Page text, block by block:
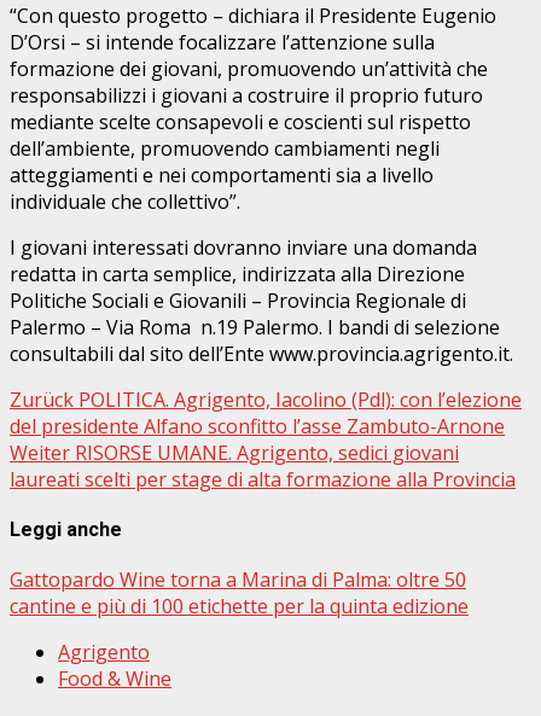
“Con questo progetto – dichiara il Presidente Eugenio
D’Orsi – si intende focalizzare l’attenzione sulla
formazione dei giovani, promuovendo un’attività che
responsabilizzi i giovani a costruire il proprio futuro
mediante scelte consapevoli e coscienti sul rispetto
dell’ambiente, promuovendo cambiamenti negli
atteggiamenti e nei comportamenti sia a livello
individuale che collettivo”.
I giovani interessati dovranno inviare una domanda
redatta in carta semplice, indirizzata alla Direzione
Politiche Sociali e Giovanili – Provincia Regionale di
Palermo – Via Roma n.19 Palermo. I bandi di selezione
consultabili dal sito dell’Ente www.provincia.agrigento.it.
Beitragsnavigation
Zurück POLITICA. Agrigento, Iacolino (Pdl): con l’elezione
del presidente Alfano sconfitto l’asse Zambuto-Arnone
Weiter RISORSE UMANE. Agrigento, sedici giovani
laureati scelti per stage di alta formazione alla Provincia
Leggi anche
Gattopardo Wine torna a Marina di Palma: oltre 50
cantine e più di 100 etichette per la quinta edizione
Agrigento
Food & Wine